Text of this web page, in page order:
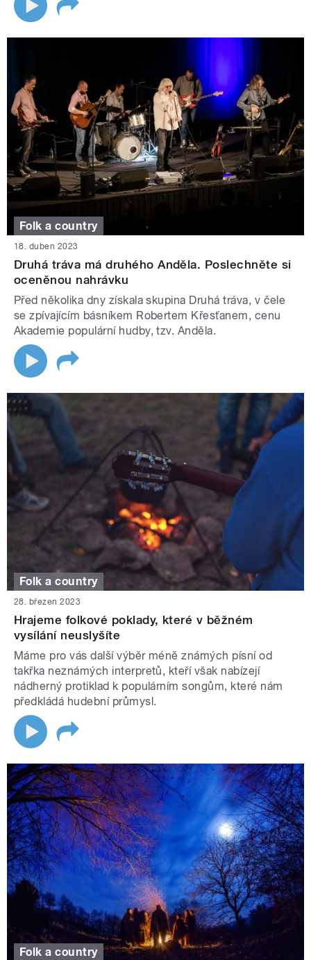
Folk a country
18. duben 2023
Druhá tráva má druhého Anděla. Poslechněte si
oceněnou nahrávku
Před několika dny získala skupina Druhá tráva, v čele
se zpívajícím básníkem Robertem Křesťanem, cenu
Akademie populární hudby, tzv. Anděla.
Folk a country
28. březen 2023
Hrajeme folkové poklady, které v běžném
vysílání neuslyšíte
Máme pro vás další výběr méně známých písní od
takřka neznámých interpretů, kteří však nabízejí
nádherný protiklad k populárním songům, které nám
předkládá hudební průmysl.
Folk a country